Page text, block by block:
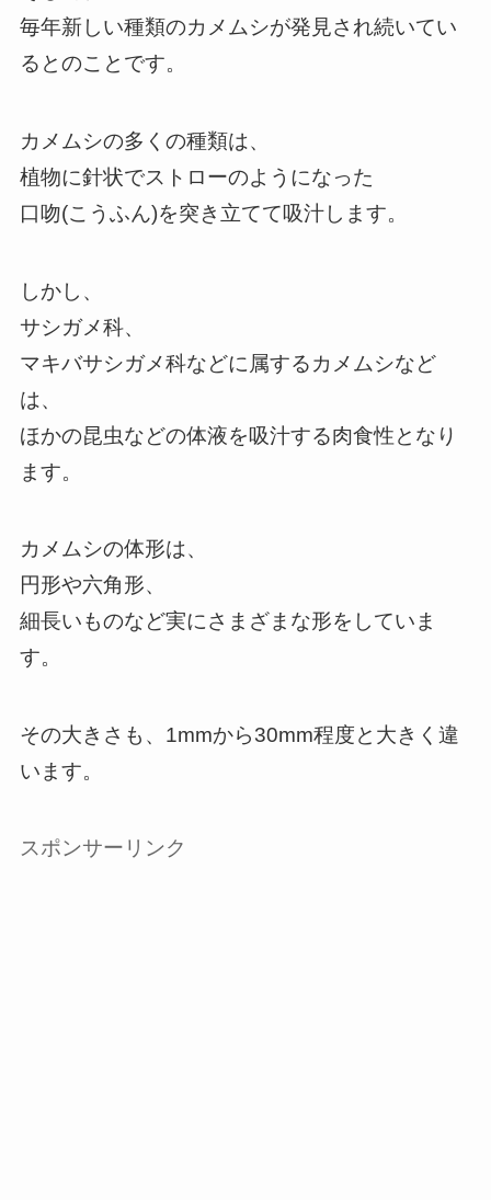
毎年新しい種類のカメムシが発見され続いてい
るとのことです。
カメムシの多くの種類は、
植物に針状でストローのようになった
口吻(こうふん)を突き立てて吸汁します。
しかし、
サシガメ科、
マキバサシガメ科などに属するカメムシなど
は、
ほかの昆虫などの体液を吸汁する肉食性となり
ます。
カメムシの体形は、
円形や六角形、
細長いものなど実にさまざまな形をしていま
す。
その大きさも、1mmから30mm程度と大きく違
います。
スポンサーリンク